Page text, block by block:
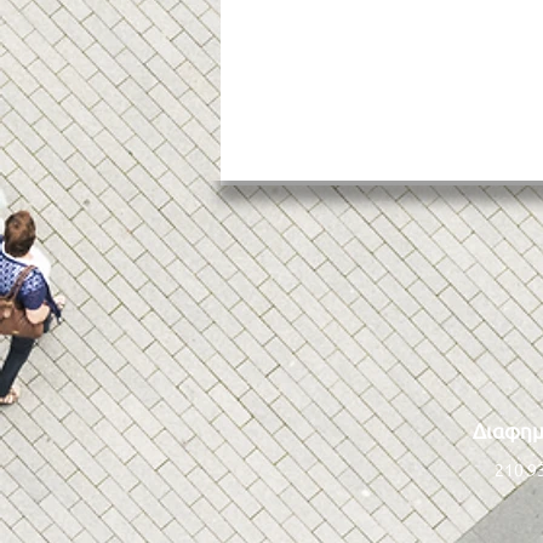
Αθηναϊκή Ριβιέρα: Εκτός
ορόσημων του Ταμείου
Ανάκαμψης ο παραλιακός
πεζόδρομος –
ποδηλατόδρομος
210